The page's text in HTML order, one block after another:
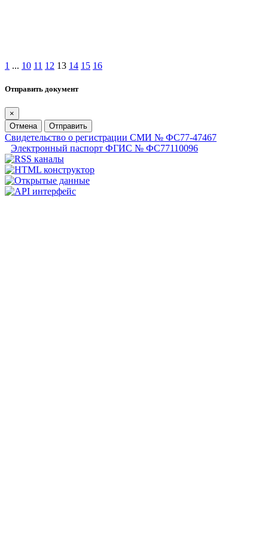
1 ... 10 11 12 13 14 15 16
Отправить документ
×
Отмена
Отправить
Свидетельство о регистрации СМИ № ФС77-47467
Электронный паспорт ФГИС № ФС77110096